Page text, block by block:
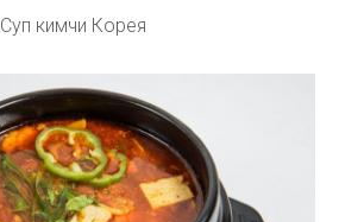
Суп кимчи Корея